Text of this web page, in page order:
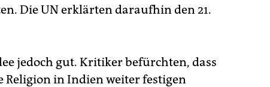
Die UN erklärten daraufhin den 21.
jedoch gut. Kritiker befürchten, dass
in Indien weiter festigen